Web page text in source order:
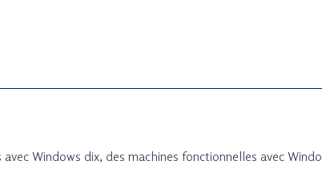
Windows dix, des machines fonctionnelles avec